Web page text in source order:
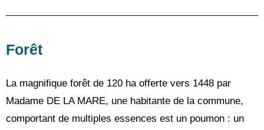
Forêt
La magnifique forêt de 120 ha offerte vers 1448 par
Madame DE LA MARE, une habitante de la commune,
comportant de multiples essences est un poumon : un